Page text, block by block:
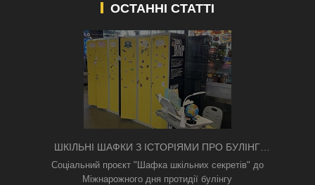
ОСТАННІ СТАТТІ
ШКІЛЬНІ ШАФКИ З ІСТОРІЯМИ ПРО БУЛІНГ
З'ЯВИЛИСЯ В КИЄВІ
Соціальний проєкт "Шафка шкільних секретів" до
Міжнарожного дня протидії булінгу